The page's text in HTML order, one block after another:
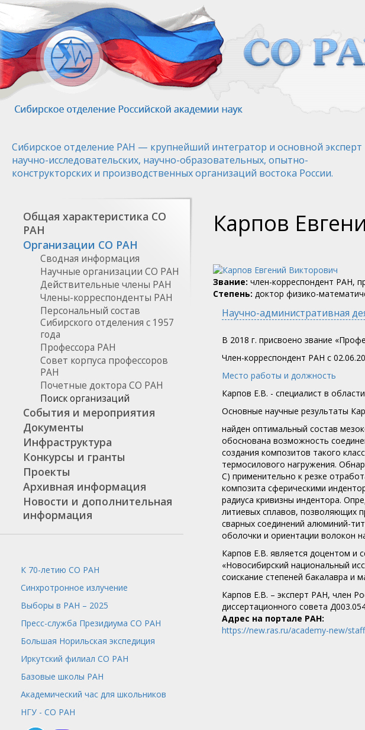
Перейти
основному
содержанию
Сибирское отделение РАН — крупнейший интегратор и основной эксперт
научно-исследовательских, научно-образовательных, опытно-
конструкторских и производственных организаций востока России.
Общая характеристика СО
РАН
Организации СО РАН
Сводная информация
Научные организации СО РАН
Действительные члены РАН
Члены-корреспонденты РАН
Персональный состав
Сибирского отделения с 1957
года
Профессора РАН
Совет корпуса профессоров
РАН
Почетные доктора СО РАН
Поиск организаций
События и мероприятия
Документы
Инфраструктура
Конкурсы и гранты
Проекты
Архивная информация
Новости и дополнительная
информация
К 70-летию СО РАН
Синхротронное излучение
Выборы в РАН – 2025
Пресс-служба Президиума СО РАН
Большая Норильская экспедиция
Иркутский филиал СО РАН
Базовые школы РАН
Академический час для школьников
НГУ - СО РАН
Карпов
Звание: член-корреспондент РАН,
Степень: доктор физико-
Научно-административная
В 2018 г. присвоено звание
Член-корреспондент РАН c
Место работы и должность
Карпов Е.В. - специалист в
Основные научные результаты
найден оптимальный состав
обоснована возможность
создания композитов такого
термосилового нагружения.
С) применительно к резке
композита сферическими
радиуса кривизны индентора.
литиевых сплавов, позволяющих
сварных соединений алюминий-
оболочки и ориентации волокон
Карпов Е.В. является доцентом и
«Новосибирский национальный
соискание степеней бакалавра и
Карпов Е.В. – эксперт РАН, член
диссертационного совета
Адрес на портале РАН:
https://new.ras.ru/academy-new/